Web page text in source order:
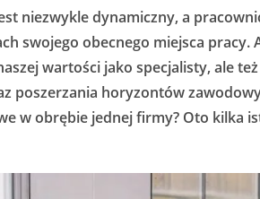
niezwykle dynamiczny, a
swojego obecnego miejsca
wartości jako specjalisty, ale
poszerzania horyzontów
w obrębie jednej firmy? Oto kilka